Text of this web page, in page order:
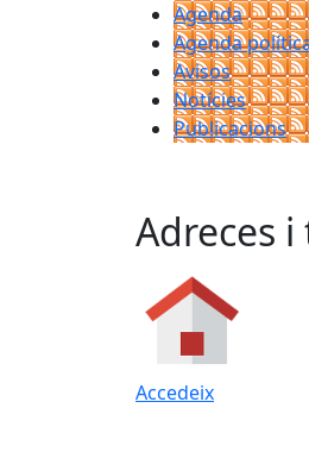
Agenda
Agenda
Avisos
Notícies
Publicacions
Adreces
Accedeix